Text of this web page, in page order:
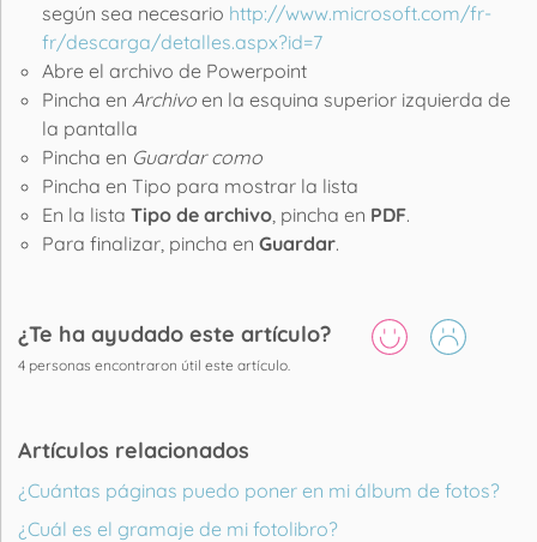
según sea necesario http://www.microsoft.com/fr-
fr/descarga/detalles.aspx?id=7
Abre el archivo de Powerpoint
Pincha en Archivo en la esquina superior izquierda de
la pantalla
Pincha en Guardar como
Pincha en Tipo para mostrar la lista
En la lista Tipo de archivo, pincha en PDF.
Para finalizar, pincha en Guardar.
¿Te ha ayudado este artículo?
4 personas encontraron útil este artículo.
Artículos relacionados
¿Cuántas páginas puedo poner en mi álbum de fotos?
¿Cuál es el gramaje de mi fotolibro?